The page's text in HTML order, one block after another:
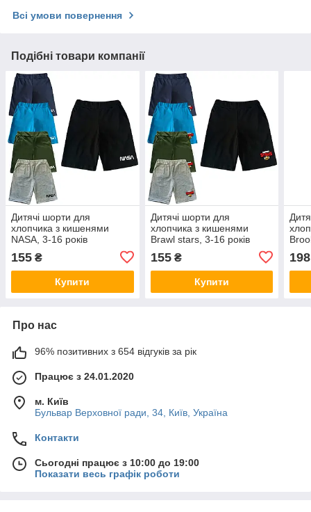
Всі умови повернення
Подібні товари компанії
Дитячі шорти для
хлопчика з кишенями
NASA, 3-16 років
155 ₴
Купити
Дитячі шорти для
хлопчика з кишенями
Brawl stars, 3-16 років
155₴
Купити
198
Про нас
96% позитивних з 654 відгуків за рік
Працює з 24.01.2020
м. Київ
Бульвар Верховної ради, 34, Київ, Україна
Контакти
Сьогодні працює з 10:00 до 19:00
Показати весь графік роботи